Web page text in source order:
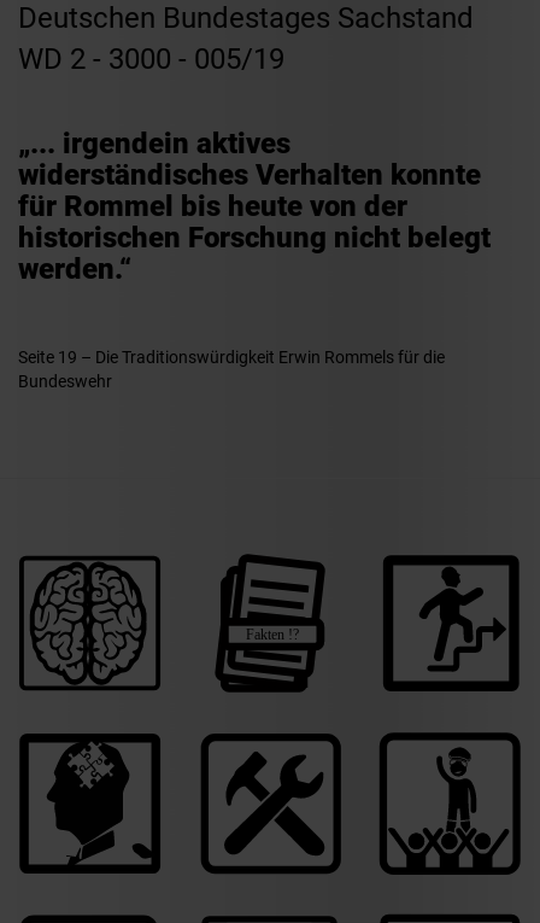
Deutschen Bundestages Sachstand
WD 2 - 3000 - 005/19
„... irgendein aktives
widerständisches Verhalten konnte
für Rommel bis heute von der
historischen Forschung nicht belegt
werden.“
Seite 19 – Die Traditionswürdigkeit Erwin Rommels für die
Bundeswehr